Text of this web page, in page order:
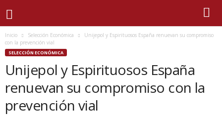
Inicio Selección Económica
Unijepol y Espirituosos España renuevan su compromiso
con la prevención vial
SELECCIÓN ECONÓMICA
Unijepol y Espirituosos España
renuevan su compromiso con la
prevención vial